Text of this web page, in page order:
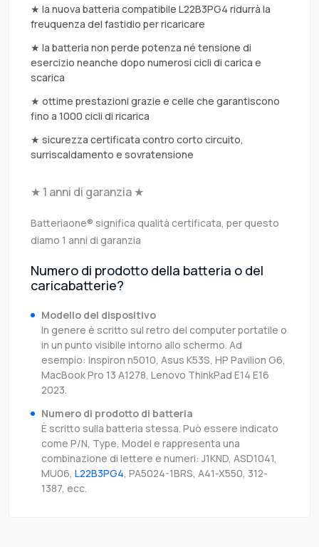
★ la nuova batteria compatibile L22B3PG4 ridurrà la
freuquenza del fastidio per ricaricare
★ la batteria non perde potenza né tensione di
esercizio neanche dopo numerosi cicli di carica e
scarica
★ ottime prestazioni grazie e celle che garantiscono
fino a 1000 cicli di ricarica
★ sicurezza certificata contro corto circuito,
surriscaldamento e sovratensione
★ 1 anni di garanzia ★
Batteriaone® significa qualità certificata, per questo
diamo 1 anni di garanzia
Numero di prodotto della batteria o del
caricabatterie?
Modello del dispositivo
In genere è scritto sul retro del computer portatile o
in un punto visibile intorno allo schermo. Ad
esempio: Inspiron n5010, Asus K53S, HP Pavilion G6,
MacBook Pro 13 A1278, Lenovo ThinkPad E14 E16
2023.
Numero di prodotto di batteria
È scritto sulla batteria stessa. Può essere indicato
come P/N, Type, Model e rappresenta una
combinazione di lettere e numeri: J1KND, ASD1041,
MU06, L22B3PG4, PA5024-1BRS, A41-X550, 312-
1387, ecc.